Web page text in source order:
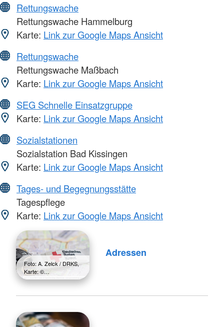
Rettungswache
Rettungswache Hammelburg
Karte: Link zur Google Maps Ansicht
Rettungswache
Rettungswache Maßbach
Karte: Link zur Google Maps Ansicht
SEG Schnelle Einsatzgruppe
Karte: Link zur Google Maps Ansicht
Sozialstationen
Sozialstation Bad Kissingen
Karte: Link zur Google Maps Ansicht
Tages- und Begegnungsstätte
Tagespflege
Karte: Link zur Google Maps Ansicht
Foto: A. Zelck / DRKS,
Karte: ©…
Adressen